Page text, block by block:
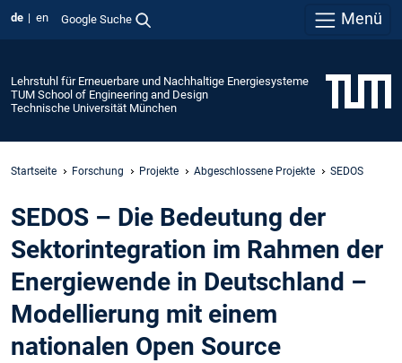
de en Google Suche Menü
Lehrstuhl für Erneuerbare und Nachhaltige Energiesysteme
TUM School of Engineering and Design
Technische Universität München
Startseite Forschung Projekte Abgeschlossene Projekte SEDOS
SEDOS – Die Bedeutung der
Sektorintegration im Rahmen der
Energiewende in Deutschland –
Modellierung mit einem
nationalen Open Source